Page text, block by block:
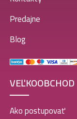
Predajne
Blog
VEĽKOOBCHOD
Ako postupovať